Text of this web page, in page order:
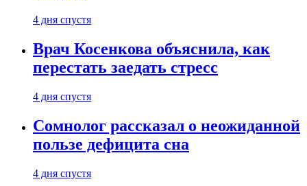
4 дня спустя
Врач Косенкова объяснила, как
перестать заедать стресс
4 дня спустя
Сомнолог рассказал о неожиданной
пользе дефицита сна
4 дня спустя